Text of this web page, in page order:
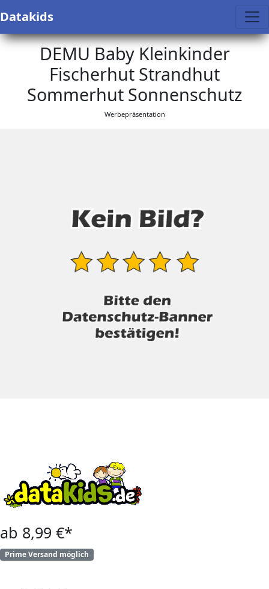
Datakids
DEMU Baby Kleinkinder
Fischerhut Strandhut
Sommerhut Sonnenschutz
Werbepräsentation
ab 8,99 €*
Prime Versand möglich